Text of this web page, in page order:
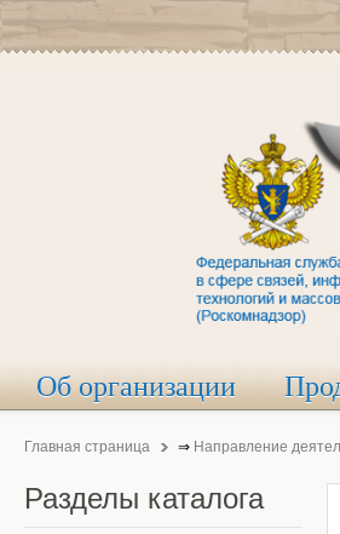
Об организации
Главная страница ⇒ Направление
Разделы каталога